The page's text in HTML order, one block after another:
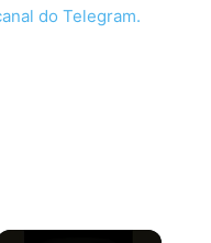
do Telegram.